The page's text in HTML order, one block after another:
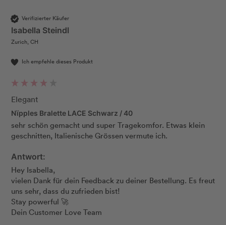
Verifizierter Käufer
Isabella Steindl
Zurich, CH
Ich empfehle dieses Produkt
Elegant
Nïpples Bralette LACE Schwarz / 40
sehr schön gemacht und super Tragekomfor. Etwas klein
geschnitten, Italienische Grössen vermute ich.
Antwort:
Hey Isabella,
vielen Dank für dein Feedback zu deiner Bestellung. Es freut
uns sehr, dass du zufrieden bist!
Stay powerful 🚀
Dein Customer Love Team